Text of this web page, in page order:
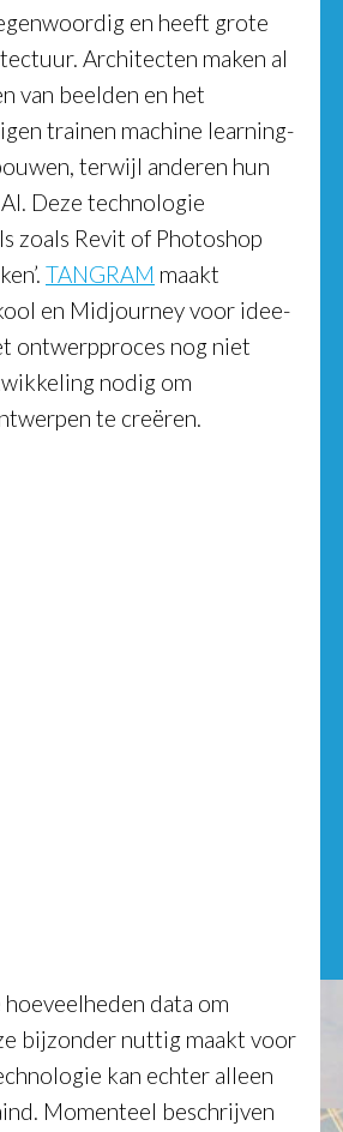
en heeft grote
Architecten maken al
van beelden en het
trainen machine learning-
terwijl anderen hun
Deze technologie
zoals Revit of Photoshop
TANGRAM maakt
en Midjourney voor idee-
ontwerpproces nog niet
nodig om
te creëren.
data om
bijzonder nuttig maakt voor
kan echter alleen
Momenteel beschrijven